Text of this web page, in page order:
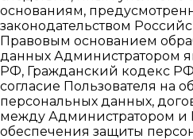
основаниям,
законодательством
Правовым основанием
данных Администратором
РФ, Гражданский кодекс
согласие Пользователя на
персональных данных,
между Администратором и
обеспечения защиты